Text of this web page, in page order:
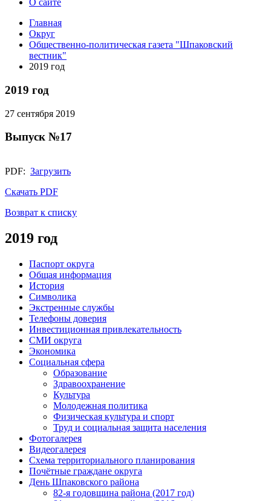
О сайте
Главная
Округ
Общественно-политическая газета "Шпаковский
вестник"
2019 год
2019 год
27 сентября 2019
Выпуск №17
PDF: Загрузить
Скачать PDF
Возврат к списку
2019 год
Паспорт округа
Общая информация
История
Символика
Экстренные службы
Телефоны доверия
Инвестиционная привлекательность
СМИ округа
Экономика
Социальная сфера
Образование
Здравоохранение
Культура
Молодежная политика
Физическая культура и спорт
Труд и социальная защита населения
Фотогалерея
Видеогалерея
Схема территориального планирования
Почётные граждане округа
День Шпаковского района
82-я годовщина района (2017 год)